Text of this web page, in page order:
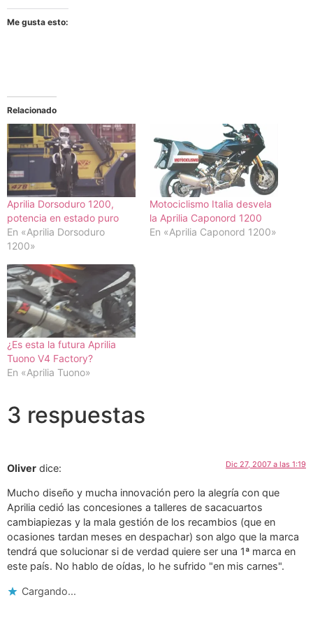
Me gusta esto:
Relacionado
Aprilia Dorsoduro 1200,
potencia en estado puro
En «Aprilia Dorsoduro
1200»
Motociclismo Italia desvela
la Aprilia Caponord 1200
En «Aprilia Caponord 1200»
¿Es esta la futura Aprilia
Tuono V4 Factory?
En «Aprilia Tuono»
3 respuestas
Oliver dice: Dic 27, 2007 a las 1:19
Mucho diseño y mucha innovación pero la alegría con que
Aprilia cedió las concesiones a talleres de sacacuartos
cambiapiezas y la mala gestión de los recambios (que en
ocasiones tardan meses en despachar) son algo que la marca
tendrá que solucionar si de verdad quiere ser una 1ª marca en
este país. No hablo de oídas, lo he sufrido "en mis carnes".
Cargando...